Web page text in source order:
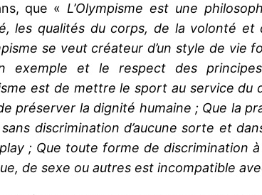
que « L’Olympisme est une
les qualités du corps, de la volonté et
se veut créateur d’un style de vie
exemple et le respect des
est de mettre le sport au service du
préserver la dignité humaine ; Que la
discrimination d’aucune sorte et
; Que toute forme de discrimination à
de sexe ou autres est incompatible